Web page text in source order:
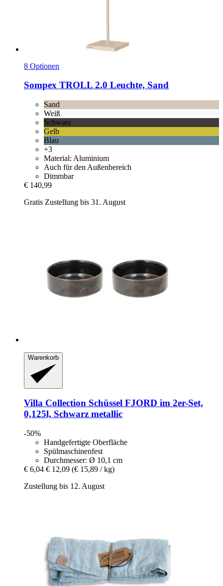
8 Optionen
Sompex TROLL 2.0 Leuchte, Sand
Sand
Weiß
Schwarz
Gelb
Blau
+3
Material: Aluminium
Auch für den Außenbereich
Dimmbar
€ 140,99
Gratis Zustellung bis 31. August
Warenkorb
Villa Collection Schüssel FJORD im 2er-​Set,
0,125l, Schwarz metallic
-50%
Handgefertigte Oberfläche
Spülmaschinenfest
Durchmesser: Ø 10,1 cm
€ 6,04 € 12,09 (€ 15,89 / kg)
Zustellung bis 12. August